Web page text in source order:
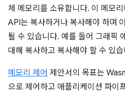
체 메모리를 소유합니다. 이 메모
API는 복사하거나 복사해야 하며
될 수 있습니다. 예를 들어 그래픽
대해 복사하고 복사해야 할 수 있
메모리 제어 제안서의 목표는
으로 제어하고 애플리케이션 파이